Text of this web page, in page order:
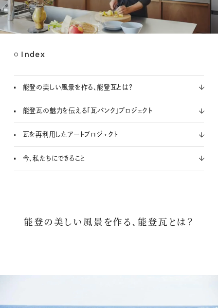
Index
能登の美しい風景を作る、能登瓦とは？
能登瓦の魅力を伝える「瓦バンク」プロジェクト
瓦を再利用したアートプロジェクト
今、私たちにできること
能登の美しい風景を作る、能登瓦 とは？